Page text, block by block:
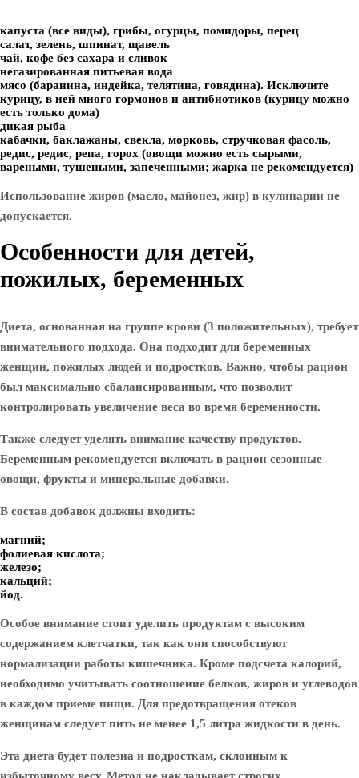
капуста (все виды), грибы, огурцы, помидоры, перец
салат, зелень, шпинат, щавель
чай, кофе без сахара и сливок
негазированная питьевая вода
мясо (баранина, индейка, телятина, говядина). Исключите
курицу, в ней много гормонов и антибиотиков (курицу можно
есть только дома)
дикая рыба
кабачки, баклажаны, свекла, морковь, стручковая фасоль,
редис, редис, репа, горох (овощи можно есть сырыми,
вареными, тушеными, запеченными; жарка не рекомендуется)
Использование жиров (масло, майонез, жир) в кулинарии не
допускается.
Особенности для детей,
пожилых, беременных
Диета, основанная на группе крови (3 положительных), требует
внимательного подхода. Она подходит для беременных
женщин, пожилых людей и подростков. Важно, чтобы рацион
был максимально сбалансированным, что позволит
контролировать увеличение веса во время беременности.
Также следует уделять внимание качеству продуктов.
Беременным рекомендуется включать в рацион сезонные
овощи, фрукты и минеральные добавки.
В состав добавок должны входить:
магний;
фолиевая кислота;
железо;
кальций;
йод.
Особое внимание стоит уделить продуктам с высоким
содержанием клетчатки, так как они способствуют
нормализации работы кишечника. Кроме подсчета калорий,
необходимо учитывать соотношение белков, жиров и углеводов
в каждом приеме пищи. Для предотвращения отеков
женщинам следует пить не менее 1,5 литра жидкости в день.
Эта диета будет полезна и подросткам, склонным к